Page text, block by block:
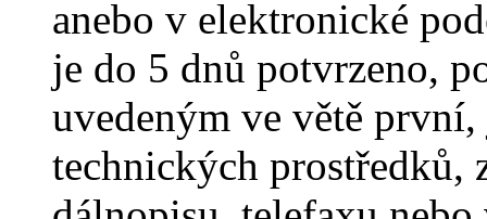
anebo v elektronické
je do 5 dnů potvrzeno,
uvedeným ve větě
technických prostředků,